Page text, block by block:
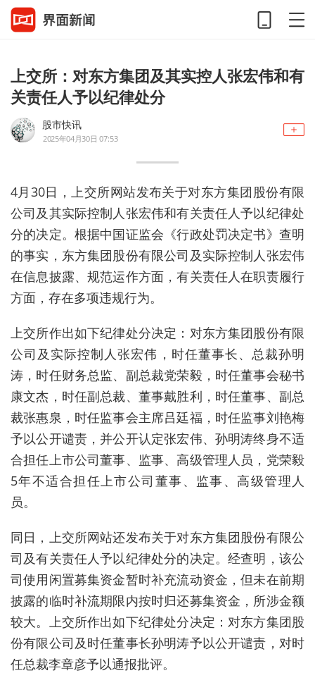
上交所：对东方集团及其实控人张宏伟和有
关责任人予以纪律处分
股市快讯
2025年04月30日 07:53
4月30日，上交所网站发布关于对东方集团股份有限
公司及其实际控制人张宏伟和有关责任人予以纪律处
分的决定。根据中国证监会《行政处罚决定书》查明
的事实，东方集团股份有限公司及实际控制人张宏伟
在信息披露、规范运作方面，有关责任人在职责履行
方面，存在多项违规行为。
上交所作出如下纪律处分决定：对东方集团股份有限
公司及实际控制人张宏伟，时任董事长、总裁孙明
涛，时任财务总监、副总裁党荣毅，时任董事会秘书
康文杰，时任副总裁、董事戴胜利，时任董事、副总
裁张惠泉，时任监事会主席吕廷福，时任监事刘艳梅
予以公开谴责，并公开认定张宏伟、孙明涛终身不适
合担任上市公司董事、监事、高级管理人员，党荣毅
5年不适合担任上市公司董事、监事、高级管理人
员。
同日，上交所网站还发布关于对东方集团股份有限公
司及有关责任人予以纪律处分的决定。经查明，该公
司使用闲置募集资金暂时补充流动资金，但未在前期
披露的临时补流期限内按时归还募集资金，所涉金额
较大。上交所作出如下纪律处分决定：对东方集团股
份有限公司及时任董事长孙明涛予以公开谴责，对时
任总裁李章彦予以通报批评。